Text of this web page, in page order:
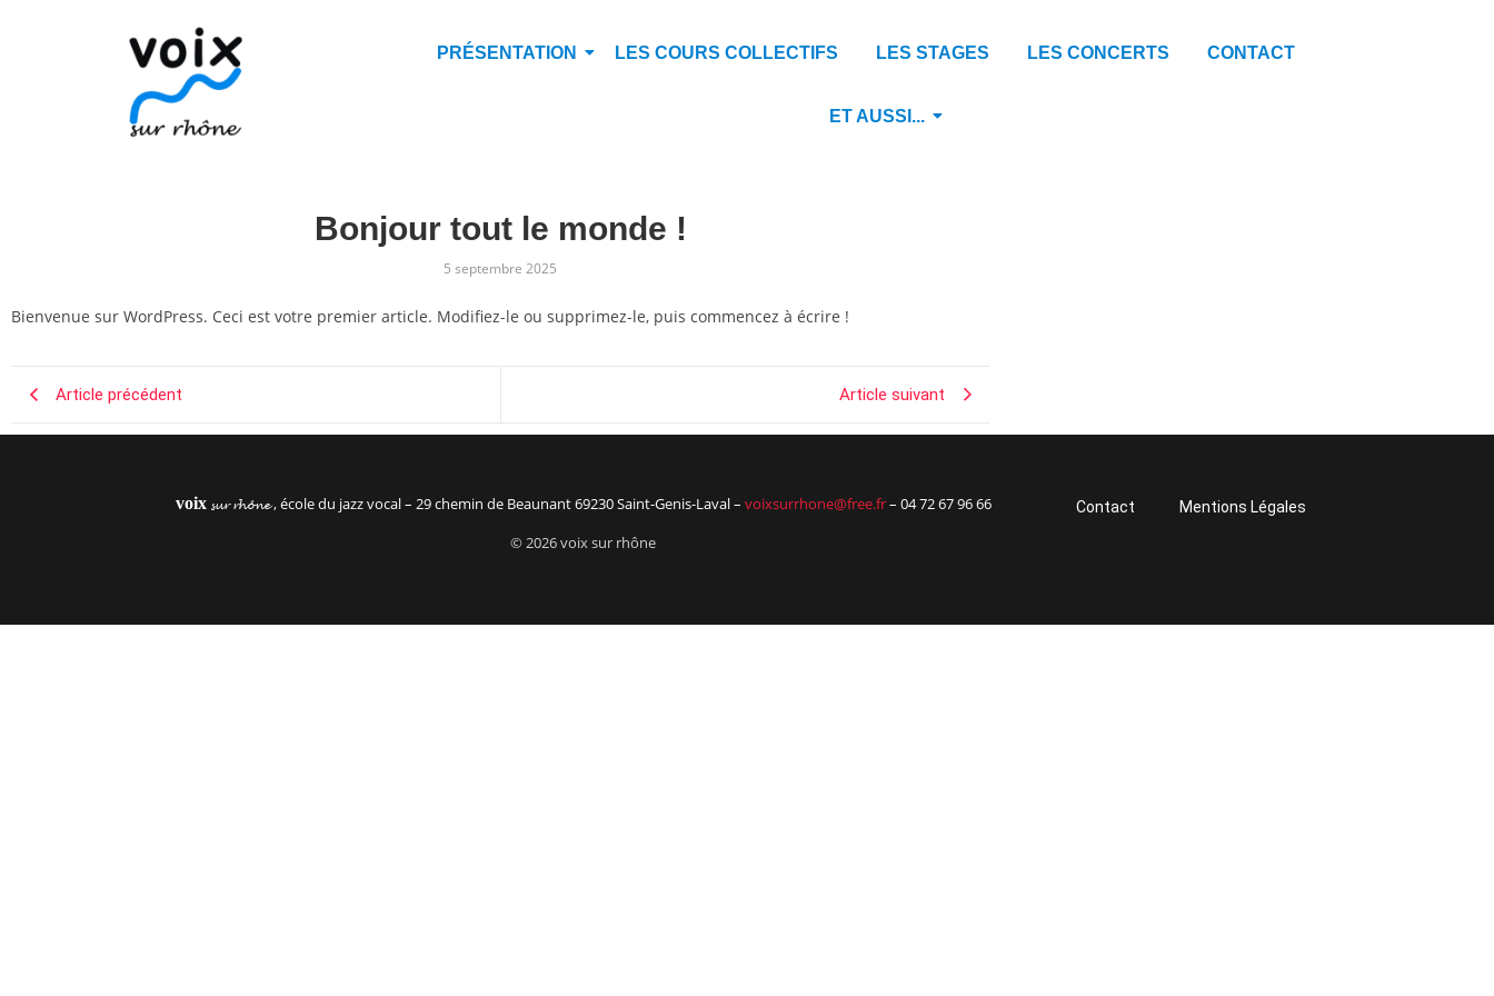
PRÉSENTATION LES COURS COLLECTIFS LES STAGES LES CONCERTS CONTACT
ET AUSSI...
Bonjour tout le monde !
5 septembre 2025
Bienvenue sur WordPress. Ceci est votre premier article. Modifiez-le ou supprimez-le, puis commencez à écrire !
Article précédent Article suivant
voixsur rhône, école du jazz vocal – 29 chemin de Beaunant 69230 Saint-Genis-Laval – voixsurrhone@free.fr– 04 72 67 96 66
© 2026 voix sur rhône
Contact Mentions Légales